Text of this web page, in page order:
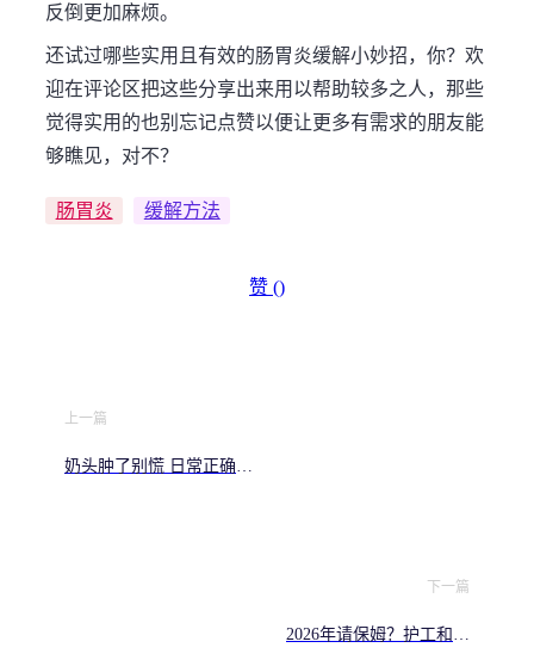
反倒更加麻烦。
还试过哪些实用且有效的肠胃炎缓解小妙招，你？欢
迎在评论区把这些分享出来用以帮助较多之人，那些
觉得实用的也别忘记点赞以便让更多有需求的朋友能
够瞧见，对不？
肠胃炎 缓解方法
赞 ()
上一篇
奶头肿了别慌 日常正确应
下一篇
2026年请保姆？护工和家